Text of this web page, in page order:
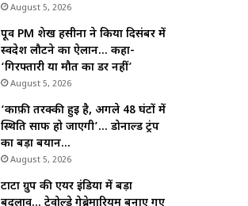
August 5, 2026
पूर्व PM शेख हसीना ने किया दिसंबर में
स्वदेश लौटने का ऐलान… कहा-
‘गिरफ्तारी या मौत का डर नहीं’
August 5, 2026
‘काफ़ी तरक्की हुई है, अगले 48 घंटों में
स्थिति साफ हो जाएगी’… डोनाल्ड ट्रंप
का बड़ा बयान…
August 5, 2026
टाटा ग्रुप की एयर इंडिया में बड़ा